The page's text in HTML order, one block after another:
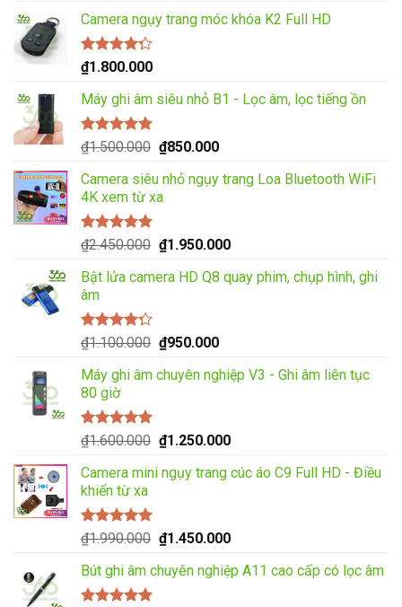
sao
là:
tại
Camera ngụy trang móc khóa K2 Full HD
Được xếp
hạng
5 sao
₫1.800.000
Máy ghi âm siêu nhỏ B1 - Lọc âm, lọc tiếng ồn
Được xếp
hạng
sao
₫1.500.000 Giá
là:
₫1.500.000.
₫850.000Giá
tại
Camera siêu nhỏ ngụy trang Loa Bluetooth WiFi
4K xem từ xa
Được xếp
hạng
sao
₫2.450.000 Giá
là:
₫1.950.000Giá
tại
Bật lửa camera HD Q8 quay phim, chụp hình, ghi
âm
Được xếp
hạng
5 sao
₫1.100.000 Giá
là:
₫950.000Giá
tại
Máy ghi âm chuyên nghiệp V3 - Ghi âm liên tục
80 giờ
Được xếp
hạng
sao
₫1.600.000 Giá
là:
₫1.250.000Giá
tại
Camera mini ngụy trang cúc áo C9 Full HD - Điều
khiển từ xa
Được xếp
hạng
sao
₫1.990.000 Giá
là:
₫1.450.000Giá
tại
Bút ghi âm chuyên nghiệp A11 cao cấp có lọc âm